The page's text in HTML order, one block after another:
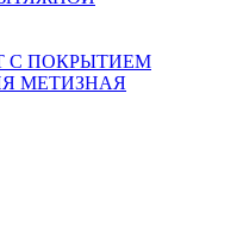
С ПОКРЫТИЕМ
МЕТИЗНАЯ